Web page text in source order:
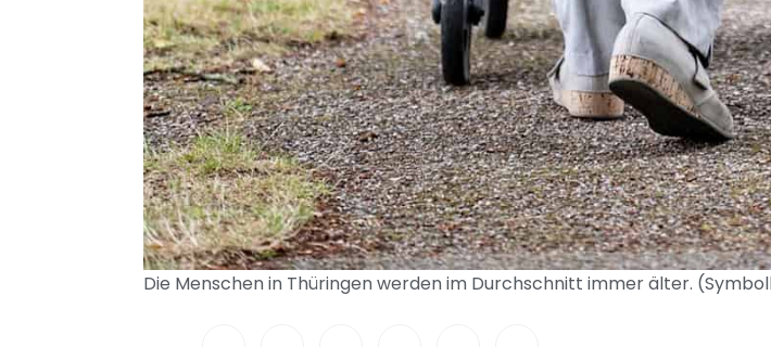
Die Menschen in Thüringen werden im Durchschnitt immer älter.